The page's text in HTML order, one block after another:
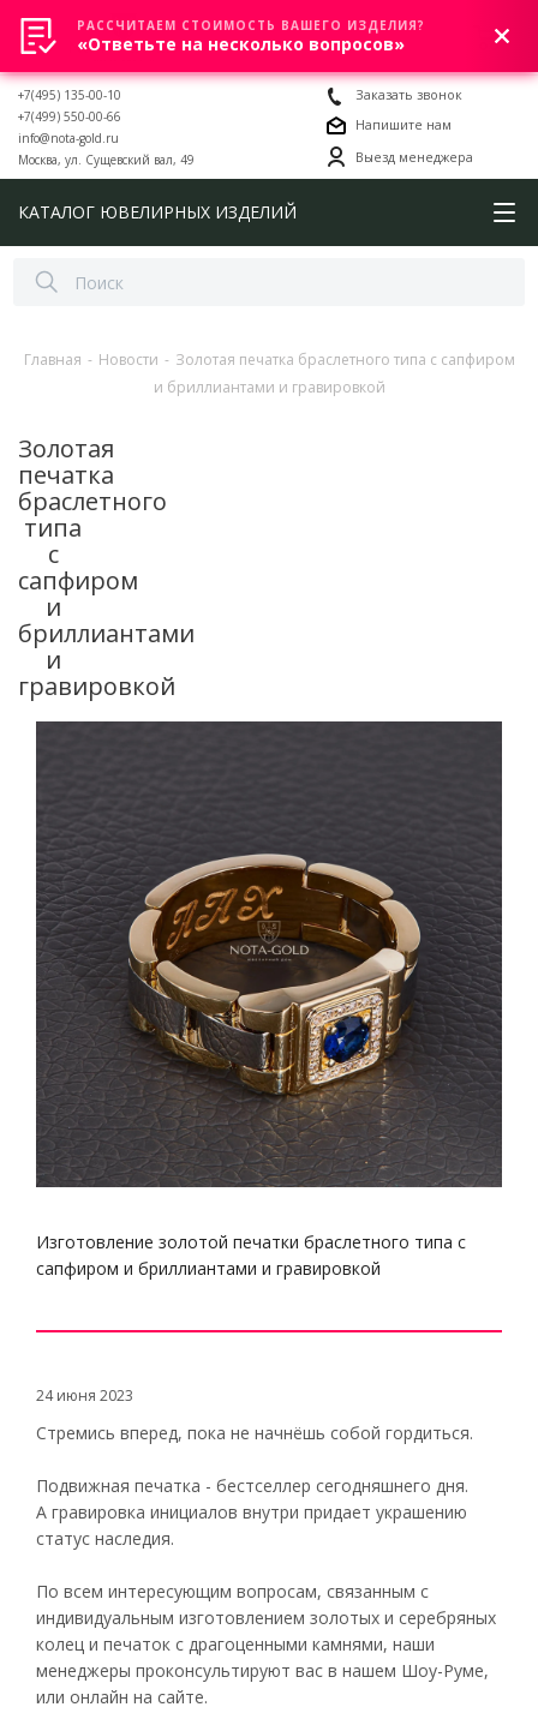
0
+7(495) 135-00-10
+7(499) 550-00-66
info@nota-gold.ru
Москва, ул. Сущевский вал, 49
Заказать звонок
Напишите нам
Выезд менеджера
КАТАЛОГ ЮВЕЛИРНЫХ ИЗДЕЛИЙ
Главная - Новости - Золотая печатка браслетного типа с сапфиром
и бриллиантами и гравировкой
Золотая
печатка
браслетного
типа
с
сапфиром
и
бриллиантами
и
гравировкой
Изготовление золотой печатки браслетного типа с
сапфиром и бриллиантами и гравировкой
24 июня 2023
Стремись вперед, пока не начнёшь собой гордиться.
Подвижная печатка - бестселлер сегодняшнего дня.
А гравировка инициалов внутри придает украшению
статус наследия.
По всем интересующим вопросам, связанным с
индивидуальным изготовлением золотых и серебряных
колец и печаток с драгоценными камнями, наши
менеджеры проконсультируют вас в нашем Шоу-Руме,
или онлайн на сайте.
РАССЧИТАЕМ СТОИМОСТЬ ВАШЕГО ИЗДЕЛИЯ?
«Ответьте на несколько вопросов»